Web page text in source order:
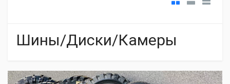
Шины/Диски/Камеры